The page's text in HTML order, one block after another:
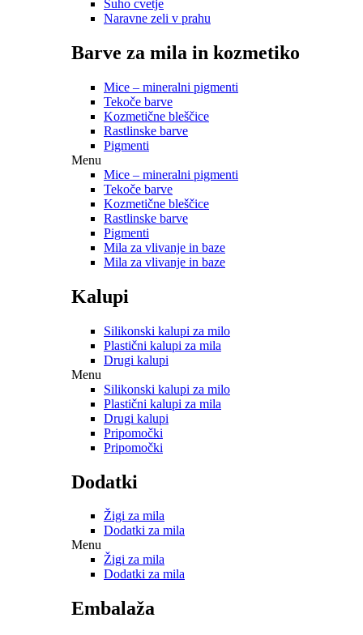
Suho cvetje
Naravne zeli v prahu
Barve za mila in kozmetiko
Mice – mineralni pigmenti
Tekoče barve
Kozmetične bleščice
Rastlinske barve
Pigmenti
Menu
Mice – mineralni pigmenti
Tekoče barve
Kozmetične bleščice
Rastlinske barve
Pigmenti
Mila za vlivanje in baze
Mila za vlivanje in baze
Kalupi
Silikonski kalupi za milo
Plastični kalupi za mila
Drugi kalupi
Menu
Silikonski kalupi za milo
Plastični kalupi za mila
Drugi kalupi
Pripomočki
Pripomočki
Dodatki
Žigi za mila
Dodatki za mila
Menu
Žigi za mila
Dodatki za mila
Embalaža